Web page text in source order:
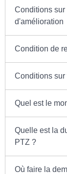
Conditions
d'amélioration
Condition de
Conditions
Quel est le
Quelle est la
PTZ ?
Où faire la